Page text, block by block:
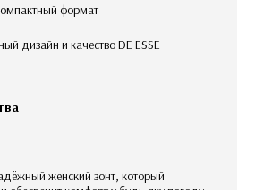
формат
дизайн и качество DE ESSE
женский зонт, который